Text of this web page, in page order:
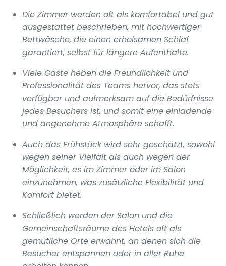
Die Zimmer werden oft als komfortabel und gut
ausgestattet beschrieben, mit hochwertiger
Bettwäsche, die einen erholsamen Schlaf
garantiert, selbst für längere Aufenthalte.
Viele Gäste heben die Freundlichkeit und
Professionalität des Teams hervor, das stets
verfügbar und aufmerksam auf die Bedürfnisse
jedes Besuchers ist, und somit eine einladende
und angenehme Atmosphäre schafft.
Auch das Frühstück wird sehr geschätzt, sowohl
wegen seiner Vielfalt als auch wegen der
Möglichkeit, es im Zimmer oder im Salon
einzunehmen, was zusätzliche Flexibilität und
Komfort bietet.
Schließlich werden der Salon und die
Gemeinschaftsräume des Hotels oft als
gemütliche Orte erwähnt, an denen sich die
Besucher entspannen oder in aller Ruhe